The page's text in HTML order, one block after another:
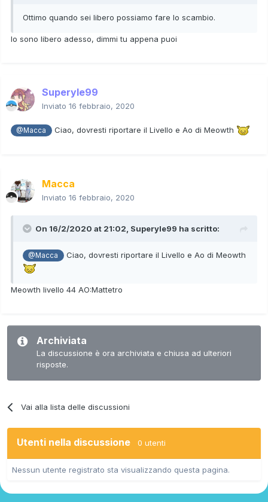
Ottimo quando sei libero possiamo fare lo scambio.
Io sono libero adesso, dimmi tu appena puoi
Superyle99
Inviato 16 febbraio, 2020
@Macca Ciao, dovresti riportare il Livello e Ao di Meowth
Macca
Inviato 16 febbraio, 2020
On 16/2/2020 at 21:02, Superyle99 ha scritto:
@Macca Ciao, dovresti riportare il Livello e Ao di Meowth
Meowth livello 44 AO:Mattetro
Archiviata
La discussione è ora archiviata e chiusa ad ulteriori
risposte.
Vai alla lista delle discussioni
Utenti nella discussione 0 utenti
Nessun utente registrato sta visualizzando questa pagina.